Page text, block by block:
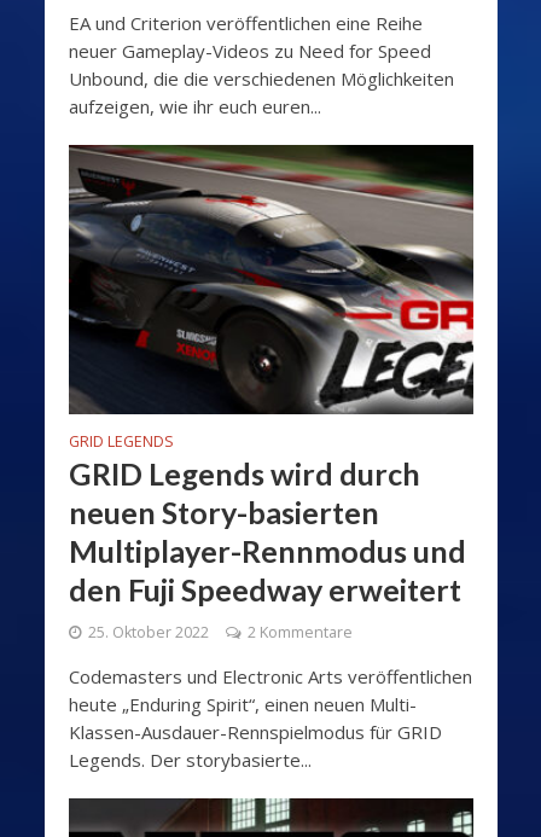
EA und Criterion veröffentlichen eine Reihe
neuer Gameplay-Videos zu Need for Speed
Unbound, die die verschiedenen Möglichkeiten
aufzeigen, wie ihr euch euren...
GRID LEGENDS
GRID Legends wird durch
neuen Story-basierten
Multiplayer-Rennmodus und
den Fuji Speedway erweitert
25. Oktober 2022 2 Kommentare
Codemasters und Electronic Arts veröffentlichen
heute „Enduring Spirit“, einen neuen Multi-
Klassen-Ausdauer-Rennspielmodus für GRID
Legends. Der storybasierte...